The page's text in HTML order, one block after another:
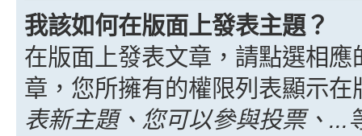
我該如何在版面上發表主題？
在版面上發表文章，請點選相
章，您所擁有的權限列表顯示
表新主題、您可以參與投票、...